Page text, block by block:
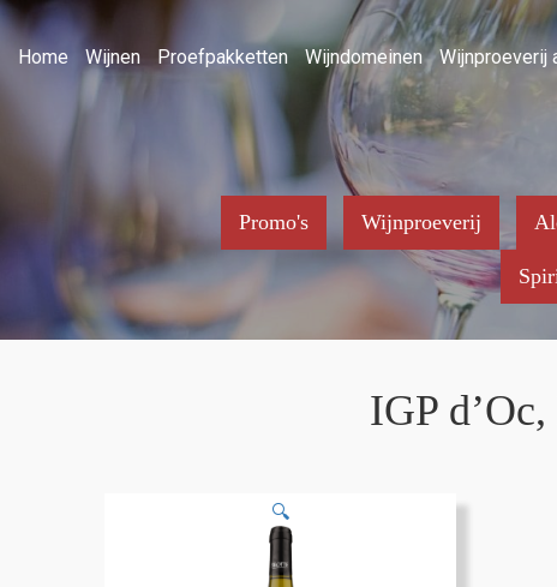
Home Wijnen Proefpakketten Wijndomeinen Wijnproeverij
Promo's Wijnproeverij
IGP
🔍